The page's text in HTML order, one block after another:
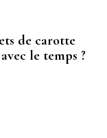
de carotte
le temps ?